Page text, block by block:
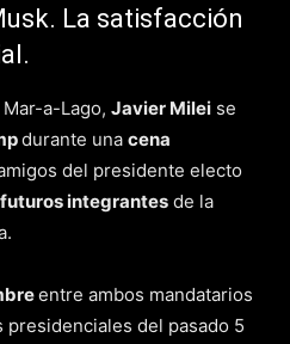
La satisfacción
a-Lago, Javier Milei se
durante una cena
del presidente electo
futuros integrantes de la
entre ambos mandatarios
del pasado 5